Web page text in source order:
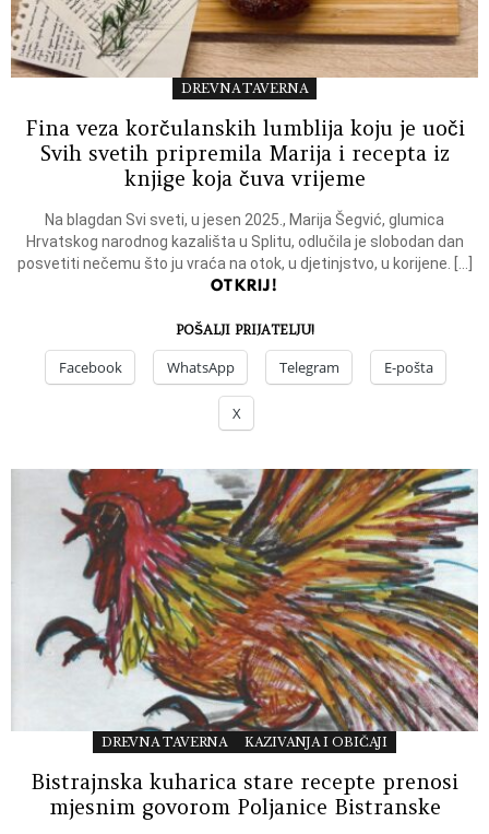
DREVNA TAVERNA
Fina veza korčulanskih lumblija koju je uoči
Svih svetih pripremila Marija i recepta iz
knjige koja čuva vrijeme
Na blagdan Svi sveti, u jesen 2025., Marija Šegvić, glumica
Hrvatskog narodnog kazališta u Splitu, odlučila je slobodan dan
posvetiti nečemu što ju vraća na otok, u djetinjstvo, u korijene. […]
OTKRIJ!
POŠALJI PRIJATELJU!
Facebook WhatsApp Telegram E-pošta
X
DREVNA TAVERNA KAZIVANJA I OBIČAJI
Bistrajnska kuharica stare recepte prenosi
mjesnim govorom Poljanice Bistranske